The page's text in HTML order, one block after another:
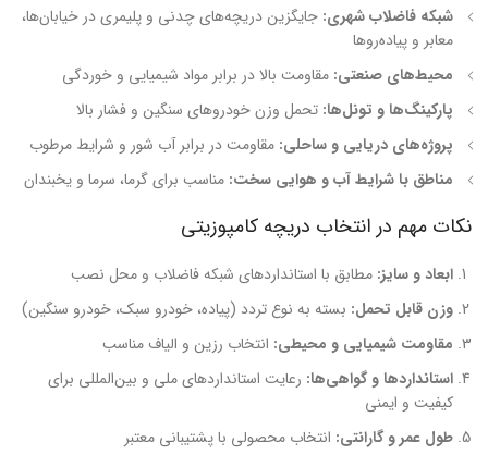
شبکه فاضلاب شهری: جایگزین دریچه‌های چدنی و پلیمری در خیابان‌ها،
معابر و پیاده‌روها
محیط‌های صنعتی: مقاومت بالا در برابر مواد شیمیایی و خوردگی
پارکینگ‌ها و تونل‌ها: تحمل وزن خودروهای سنگین و فشار بالا
پروژه‌های دریایی و ساحلی: مقاومت در برابر آب شور و شرایط مرطوب
مناطق با شرایط آب و هوایی سخت: مناسب برای گرما، سرما و یخبندان
نکات مهم در انتخاب دریچه کامپوزیتی
ابعاد و سایز: مطابق با استانداردهای شبکه فاضلاب و محل نصب
وزن قابل تحمل: بسته به نوع تردد (پیاده، خودرو سبک، خودرو سنگین)
مقاومت شیمیایی و محیطی: انتخاب رزین و الیاف مناسب
استانداردها و گواهی‌ها: رعایت استانداردهای ملی و بین‌المللی برای
کیفیت و ایمنی
طول عمر و گارانتی: انتخاب محصولی با پشتیبانی معتبر